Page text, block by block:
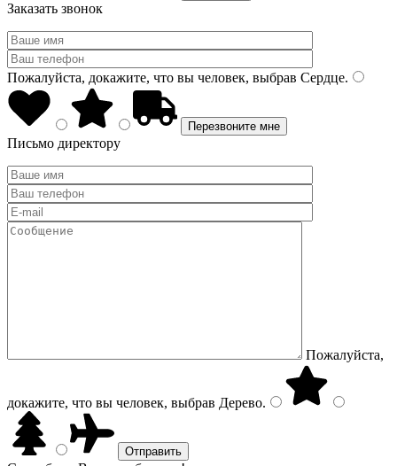
Заказать звонок
Пожалуйста, докажите, что вы человек, выбрав Сердце.
Письмо директору
Пожалуйста,
докажите, что вы человек, выбрав Дерево.